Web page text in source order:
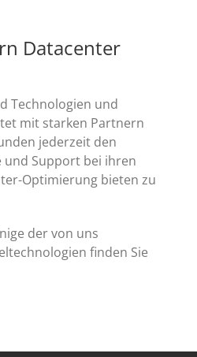
Datacenter
Technologien und
mit starken Partnern
jederzeit den
und Support bei ihren
Optimierung bieten zu
der von uns
finden Sie